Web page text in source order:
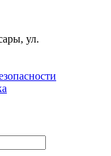
ул.